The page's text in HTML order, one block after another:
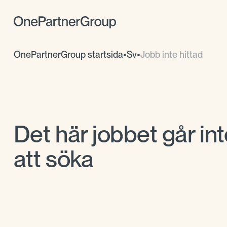
OnePartnerGroup startsida•Sv•Jobb inte hittad
Det här jobbet går
att söka